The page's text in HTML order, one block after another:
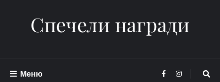
Спечели награди
Меню